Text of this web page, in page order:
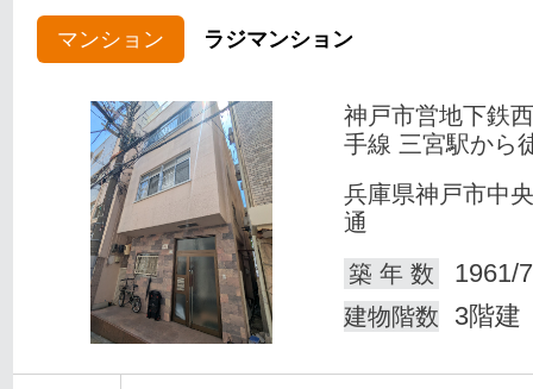
マンション ラジマンション
神戸市営地下鉄
手線 三宮駅から
兵庫県神戸市中
通
築 年 数
1961/
建物階数 3階建